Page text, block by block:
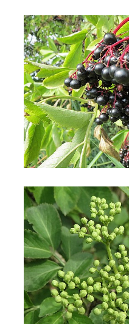
Sambuco comune
Sambuco comune